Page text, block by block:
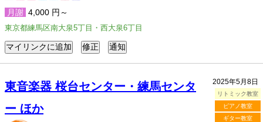
月謝 4,000 円～
東京都練馬区南大泉5丁目・西大泉6丁目
2025年5月8日
リトミック教室
ピアノ教室
ギター教室
東音楽器 桜台センター・練馬センタ
ー ほか